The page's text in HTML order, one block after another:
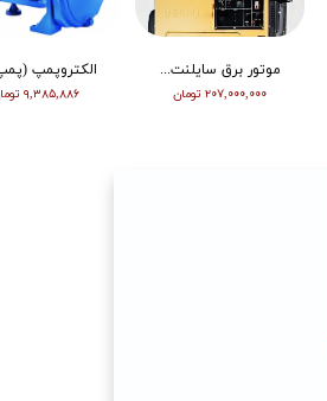
۹,۳۸۵,۸۸۶ تومان
موتور برق سایلنت ورما گازوییلی 7 کیلووات VM9700T
۲۰۷,۰۰۰,۰۰۰ تومان